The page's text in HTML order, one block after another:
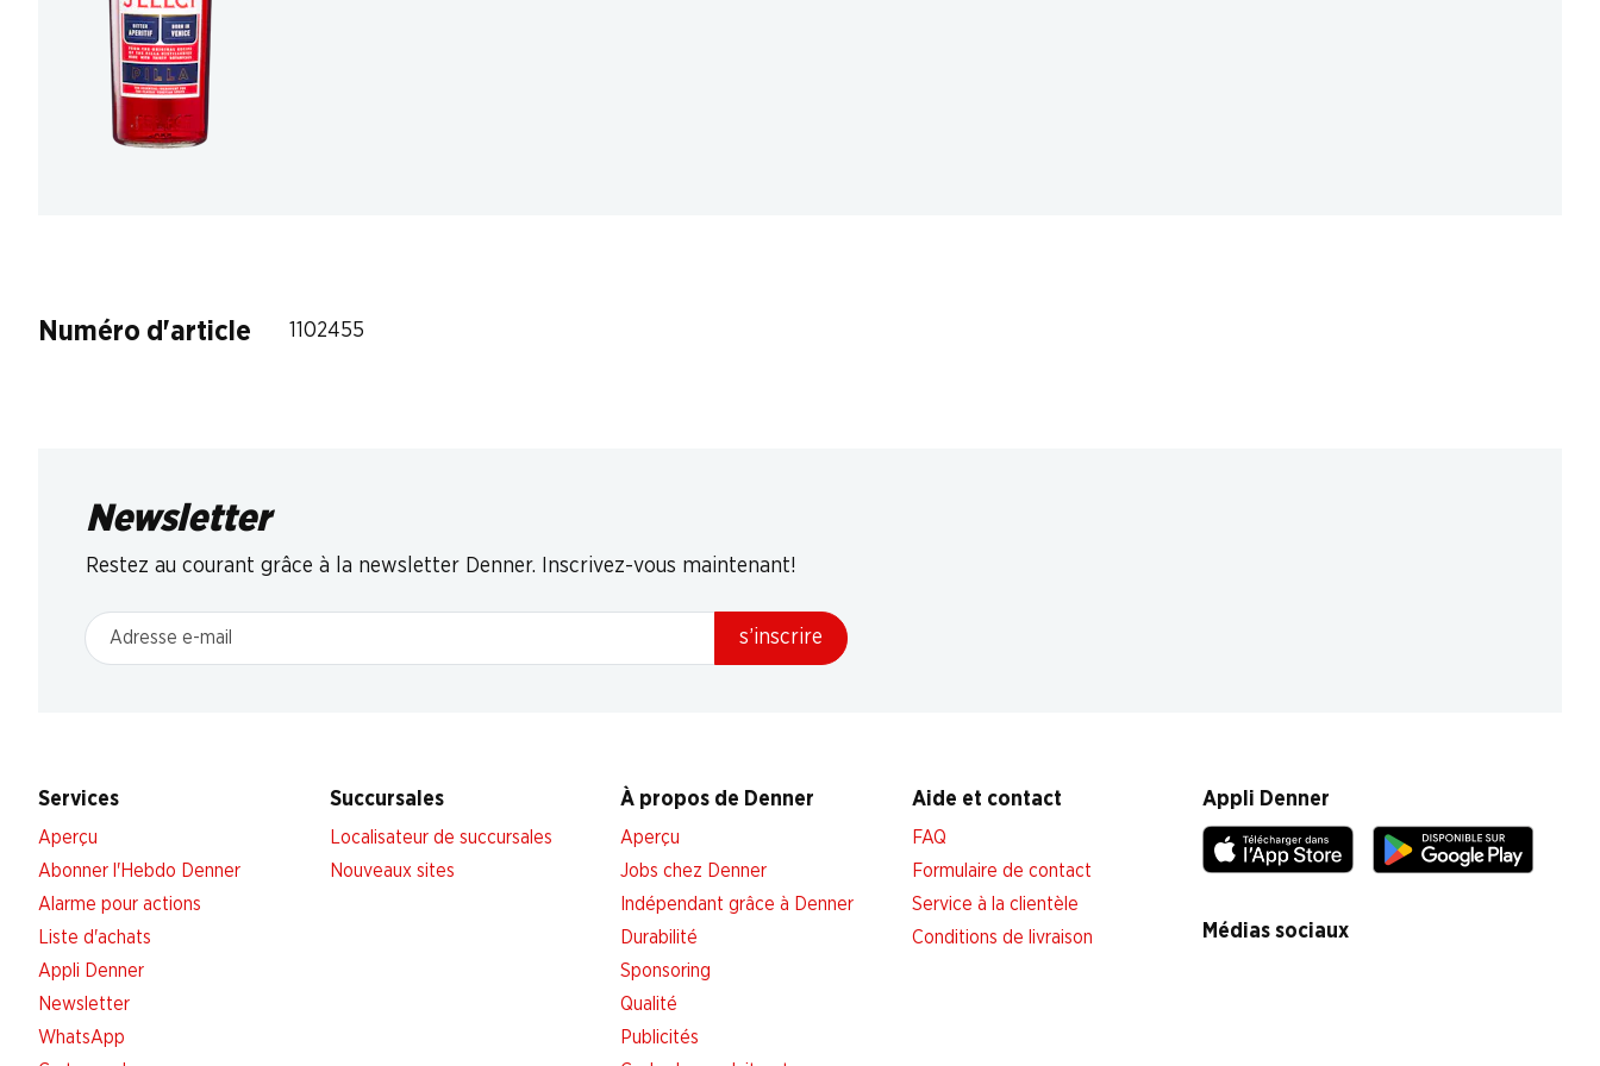
Numéro d'article 1102455
Newsletter
Restez au courant grâce à la newsletter Denner. Inscrivez-vous maintenant!
Adresse e-mail
s’inscrire
Services
Aperçu
Abonner l'Hebdo Denner
Alarme pour actions
Liste d'achats
Appli Denner
Newsletter
WhatsApp
Succursales
Localisateur de succursales
Nouveaux sites
À propos de Denner
Aperçu
Jobs chez Denner
Indépendant grâce à Denner
Durabilité
Sponsoring
Qualité
Publicités
Aide et contact
FAQ
Formulaire de contact
Service à la clientèle
Conditions de livraison
Appli Denner
Médias sociaux